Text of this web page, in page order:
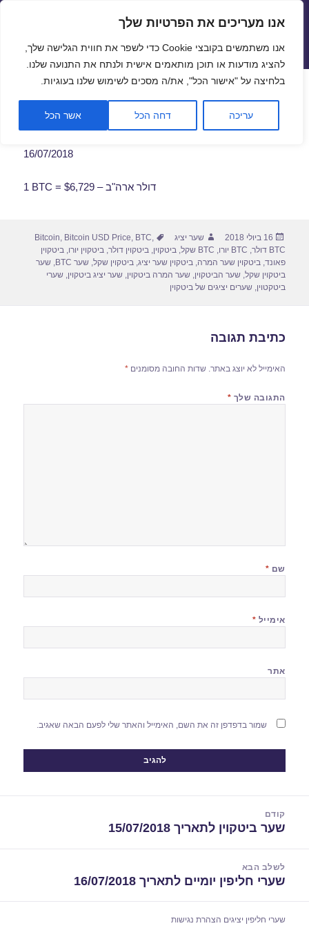
פתח
אנו מעריכים את הפרטיות שלך
אנו משתמשים בקובצי Cookie כדי לשפר את חווית הגלישה שלך,
להציג מודעות או תוכן מותאמים אישית ולנתח את התנועה שלנו.
בלחיצה על "אישור הכל", את/ה מסכים לשימוש שלנו בעוגיות.
עריכה דחה הכל אשר הכל
שערי חליפין יציגים – שער יציג
תפריטים
ווידג'טים
שער ביטקוין לתאריך 16/07/2018
16/07/2018
1 BTC = $6,729 – דולר ארה"ב
פורסם
בתאריך
16 ביולי 2018 מחבר
שער יציג תגיות Bitcoin, Bitcoin USD Price, BTC,
BTC דולר
, BTC יורו , BTC שקל ,ביטקוין,ביטקוין דולר,ביטקוין יורו,ביטקוין
פאונד,ביטקוין שער המרה,ביטקוין שער יציג,ביטקוין שקל,שער BTC ,שער
ביטקוין שקל,שער הביטקוין,שער המרה ביטקוין,שער יציג ביטקוין,שערי
ביטקטוין,שערים יציגים של ביטקוין
כתיבת תגובה
האימייל לא יוצג באתר. שדות החובה מסומנים*
התגובה שלך *
שם *
אימייל *
אתר
שמור בדפדפן זה את השם, האימייל והאתר שלי לפעם הבאה שאגיב.
קודם
הפוסט
שער ביטקוין לתאריך 15/07/2018
לשלב הבא
הפוסט
שערי חליפין יומיים לתאריך 16/07/2018
שערי חליפין יציגים הצהרת נגישות